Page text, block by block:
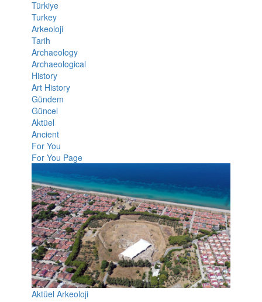
Türkiye
Turkey
Arkeoloji
Tarih
Archaeology
Archaeological
History
Art History
Gündem
Güncel
Aktüel
Ancient
For You
For You Page
Aktüel Arkeoloji